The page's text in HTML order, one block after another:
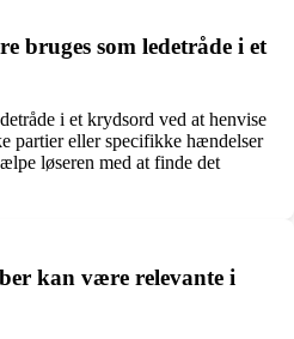
bruges som ledetråde i et
i et krydsord ved at henvise
partier eller specifikke hændelser
løseren med at finde det
kan være relevante i